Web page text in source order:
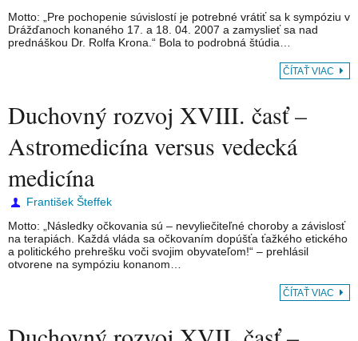
Motto: „Pre pochopenie súvislostí je potrebné vrátiť sa k sympóziu v
Drážďanoch konaného 17. a 18. 04. 2007 a zamyslieť sa nad
prednáškou Dr. Rolfa Krona.“ Bola to podrobná štúdia…
ČÍTAŤ VIAC
Duchovný rozvoj XVIII. časť –
Astromedicína versus vedecká
medicína
František Šteffek
Motto: „Následky očkovania sú – nevyliečiteľné choroby a závislosť
na terapiách. Každá vláda sa očkovaním dopúšťa ťažkého etického
a politického prehrešku voči svojim obyvateľom!“ – prehlásil
otvorene na sympóziu konanom…
ČÍTAŤ VIAC